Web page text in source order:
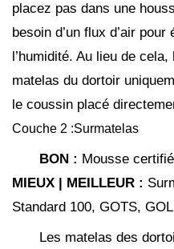
placez pas dans une
besoin d’un flux d’air
l’humidité. Au lieu de
matelas du dortoir
le coussin placé
Couche 2 :Surmatelas
BON : Mousse
MIEUX | MEILLEUR :
Standard 100, GOTS,
Les matelas des